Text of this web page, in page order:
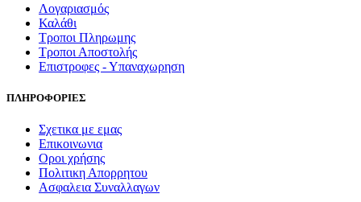
Λογαριασμός
Καλάθι
Τροποι Πληρωμης
Τροποι Αποστολής
Επιστροφες - Υπαναχωρηση
ΠΛΗΡΟΦΟΡΙΕΣ
Σχετικα με εμας
Επικοινωνια
Οροι χρήσης
Πολιτικη Απορρητου
Ασφαλεια Συναλλαγων